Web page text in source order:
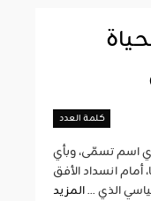
كلمة العدد
اسم تسمّى، وبأي
أمام انسداد الأفق
الذي ...